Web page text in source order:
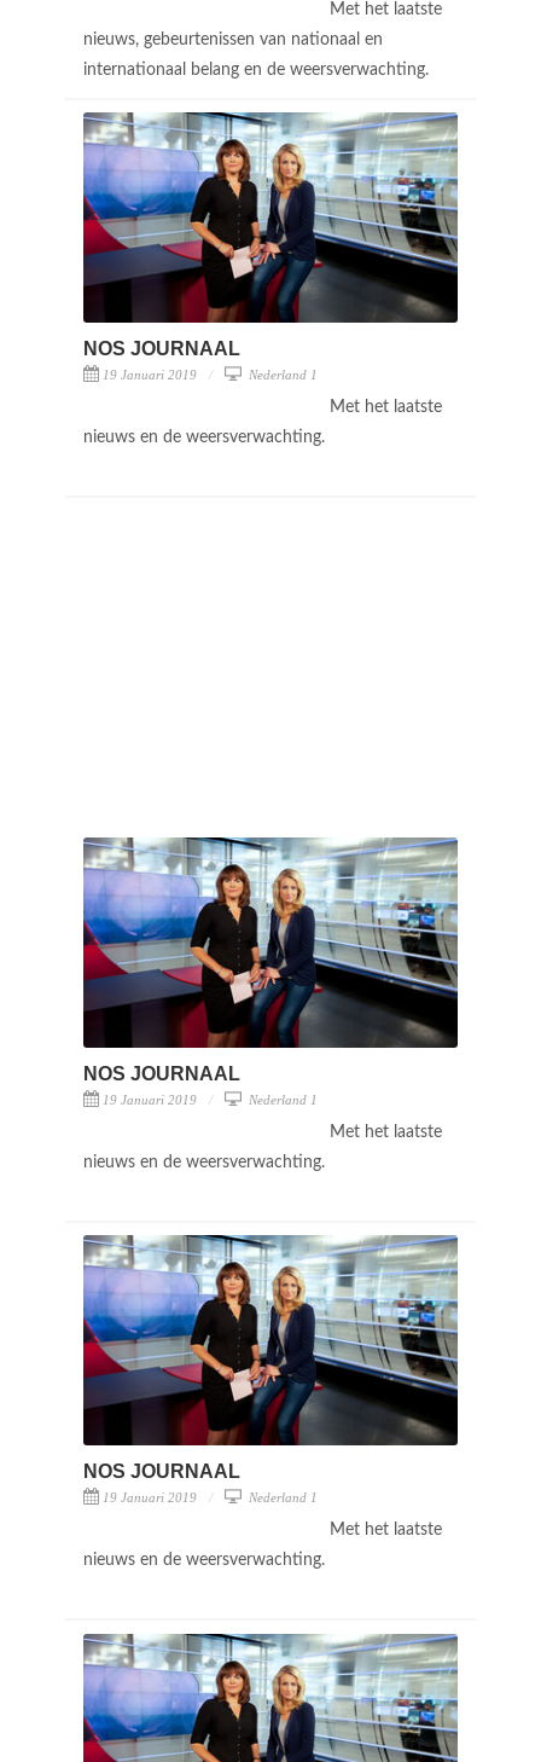
Met het laatste
nieuws, gebeurtenissen van nationaal en
internationaal belang en de weersverwachting.
NOS JOURNAAL
19 Januari 2019 Nederland 1
Met het laatste
nieuws en de weersverwachting.
NOS JOURNAAL
19 Januari 2019 Nederland 1
Met het laatste
nieuws en de weersverwachting.
NOS JOURNAAL
19 Januari 2019 Nederland 1
Met het laatste
nieuws en de weersverwachting.